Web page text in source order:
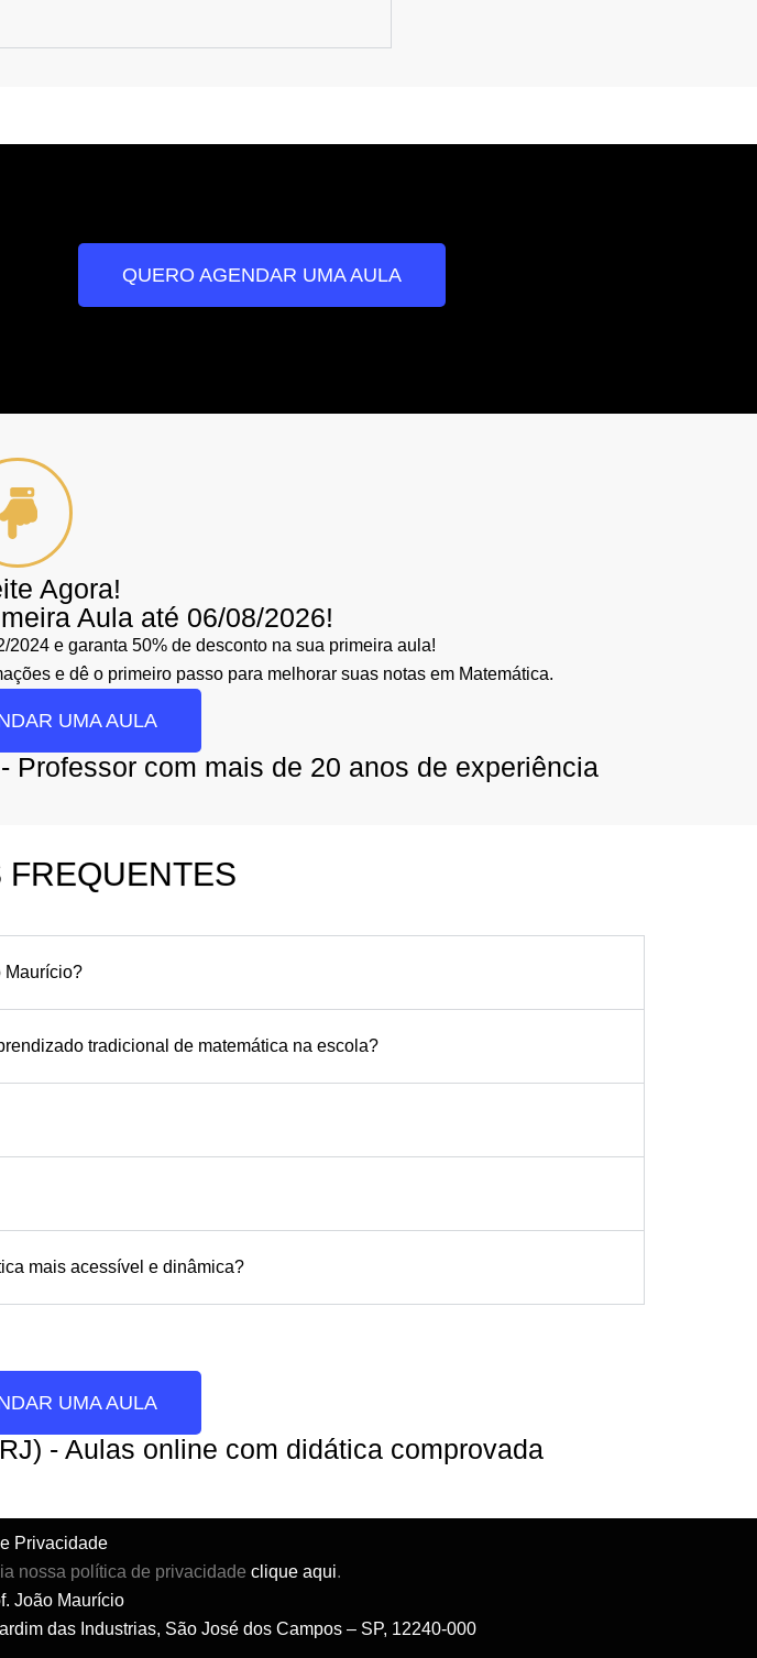
QUERO AGENDAR UMA AULA
Agora!
Aula até 06/08/2026!
e garanta 50% de desconto na sua primeira aula!
e dê o primeiro passo para melhorar suas notas em Matemática.
UMA AULA
com mais de 20 anos de experiência
FREQUENTES
Maurício?
tradicional de matemática na escola?
mais acessível e dinâmica?
UMA AULA
- Aulas online com didática comprovada
Privacidade
nossa política de privacidade clique aqui.
João Maurício
das Industrias, São José dos Campos – SP, 12240-000